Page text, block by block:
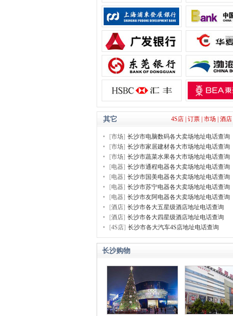
4S店 | 订票 | 市场 | 酒店 |
其它
[市场] 长沙市电脑数码各大卖场地址电话查询
[市场] 长沙市家居建材各大市场地址电话查询
[市场] 长沙市蔬菜水果各大市场地址电话查询
[电器] 长沙市通程电器各大卖场地址电话查询
[电器] 长沙市国美电器各大卖场地址电话查询
[电器] 长沙市苏宁电器各大卖场地址电话查询
[电器] 长沙市友阿电器各大卖场地址电话查询
[酒店] 长沙市各大五星级酒店地址电话查询
[酒店] 长沙市各大四星级酒店地址电话查询
[4S店] 长沙市各大汽车4S店地址电话查询
长沙购物